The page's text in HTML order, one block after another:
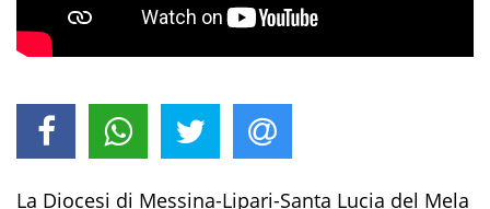
La Diocesi di Messina-Lipari-Santa Lucia del Mela